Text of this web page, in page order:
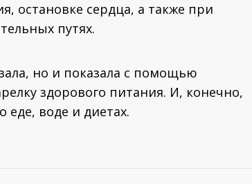
остановке сердца, а также при
путях.
но и показала с помощью
здорового питания. И, конечно,
воде и диетах.